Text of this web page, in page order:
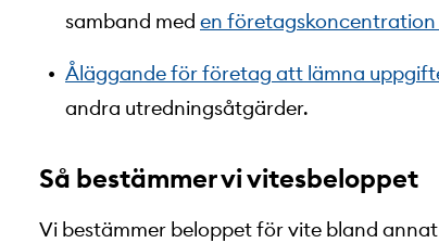
samband med en
Åläggande för företag att lämna
andra utredningsåtgärder.
Så bestämmer vi vitesbeloppet
Vi bestämmer beloppet för vite bland